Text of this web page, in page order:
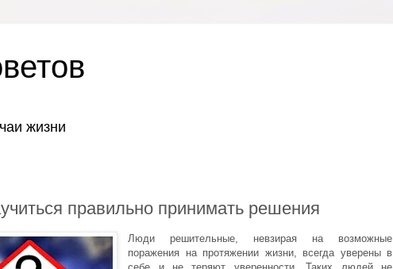
жизни
правильно принимать решения
Люди решительные, невзирая на возможные
поражения на протяжении жизни, всегда уверены в